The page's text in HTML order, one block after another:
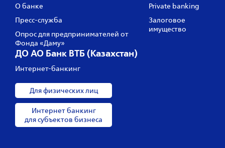
О банке
Пресс‑служба
Опрос для предпринимателей от
Фонда «Даму»
Private banking
Залоговое
имущество
ДО АО Банк ВТБ (Казахстан)
Интернет-банкинг
Для физических лиц
Интернет банкинг
для субъектов бизнеса